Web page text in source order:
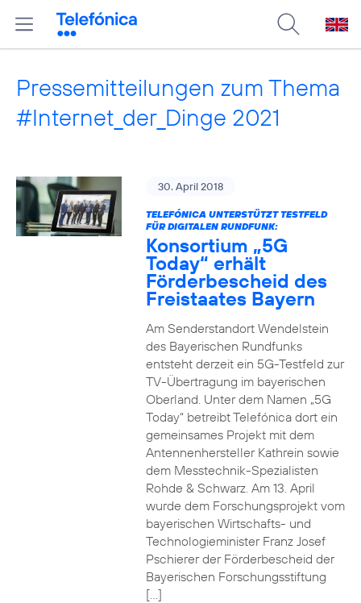
Pressemitteilungen zum Thema
#Internet_der_Dinge 2021
30. April 2018
TELEFÓNICA UNTERSTÜTZT TESTFELD
FÜR DIGITALEN RUNDFUNK:
Konsortium „5G
Today“ erhält
Förderbescheid des
Freistaates Bayern
Am Senderstandort Wendelstein
des Bayerischen Rundfunks
entsteht derzeit ein 5G-Testfeld zur
TV-Übertragung im bayerischen
Oberland. Unter dem Namen „5G
Today“ betreibt Telefónica dort ein
gemeinsames Projekt mit dem
Antennenhersteller Kathrein sowie
dem Messtechnik-Spezialisten
Rohde & Schwarz. Am 13. April
wurde dem Forschungsprojekt vom
bayerischen Wirtschafts- und
Technologieminister Franz Josef
Pschierer der Förderbescheid der
Bayerischen Forschungsstiftung
[…]